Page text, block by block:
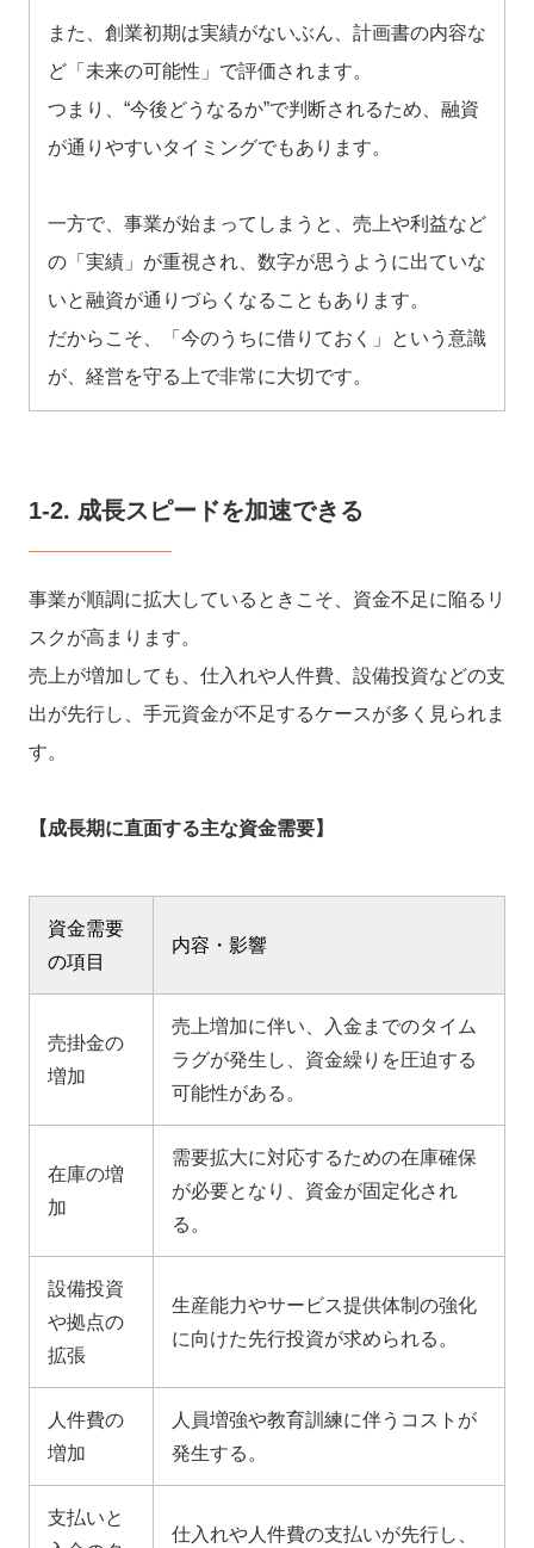
また、創業初期は実績がないぶん、計画書の内容な
ど「未来の可能性」で評価されます。
つまり、“今後どうなるか”で判断されるため、融資
が通りやすいタイミングでもあります。
一方で、事業が始まってしまうと、売上や利益など
の「実績」が重視され、数字が思うように出ていな
いと融資が通りづらくなることもあります。
だからこそ、「今のうちに借りておく」という意識
が、経営を守る上で非常に大切です。
1-2. 成長スピードを加速できる
事業が順調に拡大しているときこそ、資金不足に陥るリ
スクが高まります。
売上が増加しても、仕入れや人件費、設備投資などの支
出が先行し、手元資金が不足するケースが多く見られま
す。
【成長期に直面する主な資金需要】
資金需要
の項目
内容・影響
売掛金の
増加
売上増加に伴い、入金までのタイム
ラグが発生し、資金繰りを圧迫する
可能性がある。
在庫の増
加
需要拡大に対応するための在庫確保
が必要となり、資金が固定化され
る。
設備投資
や拠点の
拡張
生産能力やサービス提供体制の強化
に向けた先行投資が求められる。
人件費の
増加
人員増強や教育訓練に伴うコストが
発生する。
支払いと
仕入れや人件費の支払いが先行し、